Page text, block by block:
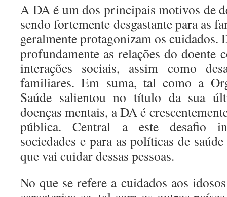
A DA é um dos principais motivos de
sendo fortemente desgastante para as
geralmente protagonizam os cuidados.
profundamente as relações do doente
interações sociais, assim como
familiares. Em suma, tal como a
Saúde salientou no título da sua
doenças mentais, a DA é
pública. Central a este desafio
sociedades e para as políticas de
que vai cuidar dessas pessoas.
No que se refere a cuidados aos